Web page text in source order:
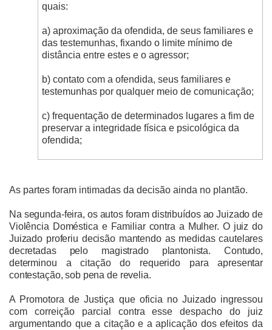
quais:
a) aproximação da ofendida, de seus familiares e
das testemunhas, fixando o limite mínimo de
distância entre estes e o agressor;
b) contato com a ofendida, seus familiares e
testemunhas por qualquer meio de comunicação;
c) frequentação de determinados lugares a fim de
preservar a integridade física e psicológica da
ofendida;
As partes foram intimadas da decisão ainda no plantão.
Na segunda-feira, os autos foram distribuídos ao Juizado de
Violência Doméstica e Familiar contra a Mulher. O juiz do
Juizado proferiu decisão mantendo as medidas cautelares
decretadas pelo magistrado plantonista. Contudo,
determinou a citação do requerido para apresentar
contestação, sob pena de revelia.
A Promotora de Justiça que oficia no Juizado ingressou
com correição parcial contra esse despacho do juiz
argumentando que a citação e a aplicação dos efeitos da